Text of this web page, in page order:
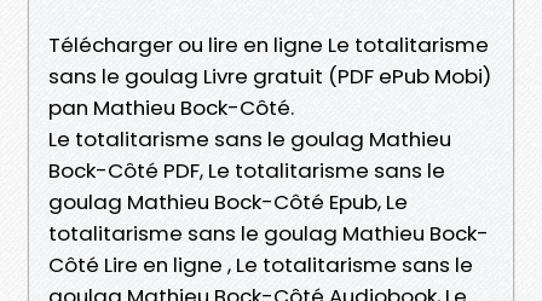
Télécharger ou lire en ligne Le totalitarisme
sans le goulag Livre gratuit (PDF ePub Mobi)
pan Mathieu Bock-Côté.
Le totalitarisme sans le goulag Mathieu
Bock-Côté PDF, Le totalitarisme sans le
goulag Mathieu Bock-Côté Epub, Le
totalitarisme sans le goulag Mathieu Bock-
Côté Lire en ligne , Le totalitarisme sans le